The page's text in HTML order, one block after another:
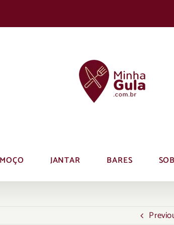
JANTAR BARES